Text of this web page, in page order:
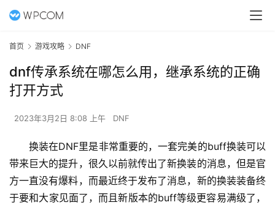
首页 游戏攻略 DNF
dnf传承系统在哪怎么用，继承系统的正确
打开方式
2023年3月2日 8:08 上午 DNF
换装在DNF里是非常重要的，一套完美的buff换装可以
带来巨大的提升，很久以前就传出了新换装的消息，但是官
方一直没有爆料，而最近终于发布了消息，新的换装装备终
于要和大家见面了，而且新版本的buff等级更容易满级了，